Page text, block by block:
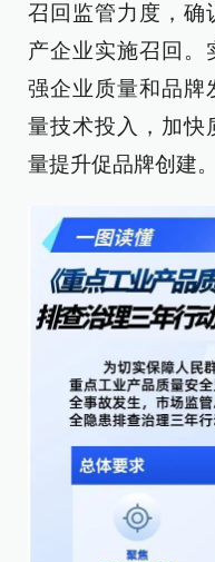
召回监管力度，确
产企业实施召回。
强企业质量和品牌
量技术投入，加快
量提升促品牌创建。